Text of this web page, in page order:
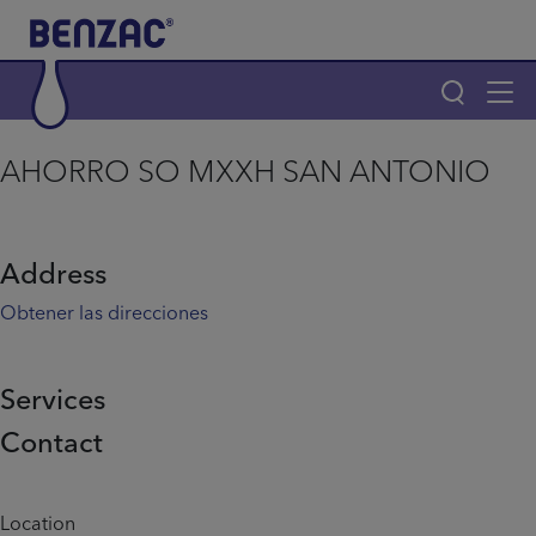
Skip to main content
Main navigation
¿Por qué elegir Benzac?
Home
Info menu
AHORRO SO MXXH SAN ANTONIO
Address
Obtener las direcciones
Services
Contact
Location